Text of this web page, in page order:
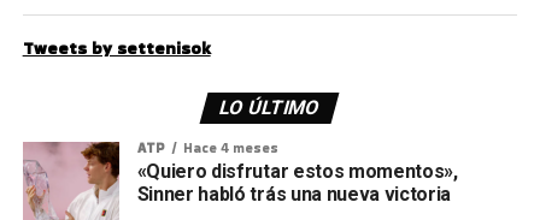
Tweets by settenisok
LO ÚLTIMO
ATP Hace 4 meses
«Quiero disfrutar estos momentos»,
Sinner habló trás una nueva victoria